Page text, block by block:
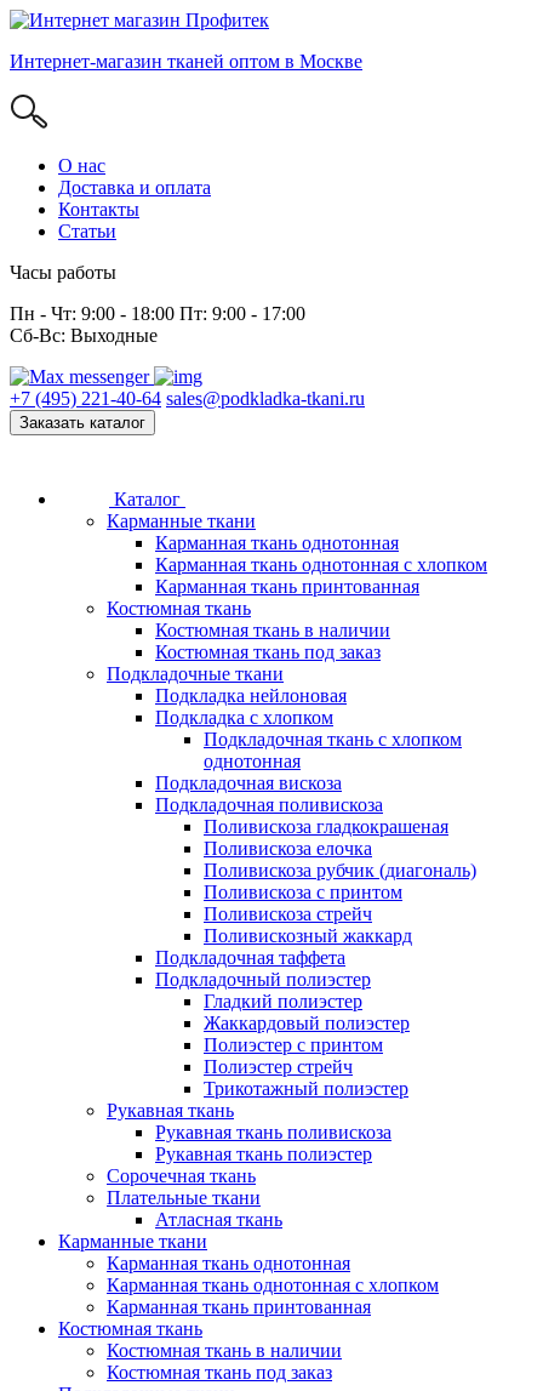
Интернет-магазин тканей оптом в Москве
О нас
Доставка и оплата
Контакты
Статьи
Часы работы
Пн - Чт: 9:00 - 18:00 Пт: 9:00 - 17:00
Сб-Вс: Выходные
+7 (495) 221-40-64 sales@podkladka-tkani.ru
Заказать каталог
Каталог
Карманные ткани
Карманная ткань однотонная
Карманная ткань однотонная с хлопком
Карманная ткань принтованная
Костюмная ткань
Костюмная ткань в наличии
Костюмная ткань под заказ
Подкладочные ткани
Подкладка нейлоновая
Подкладка с хлопком
Подкладочная ткань с хлопком
однотонная
Подкладочная вискоза
Подкладочная поливискоза
Поливискоза гладкокрашеная
Поливискоза елочка
Поливискоза рубчик (диагональ)
Поливискоза с принтом
Поливискоза стрейч
Поливискозный жаккард
Подкладочная таффета
Подкладочный полиэстер
Гладкий полиэстер
Жаккардовый полиэстер
Полиэстер с принтом
Полиэстер стрейч
Трикотажный полиэстер
Рукавная ткань
Рукавная ткань поливискоза
Рукавная ткань полиэстер
Сорочечная ткань
Плательные ткани
Атласная ткань
Карманные ткани
Карманная ткань однотонная
Карманная ткань однотонная с хлопком
Карманная ткань принтованная
Костюмная ткань
Костюмная ткань в наличии
Костюмная ткань под заказ